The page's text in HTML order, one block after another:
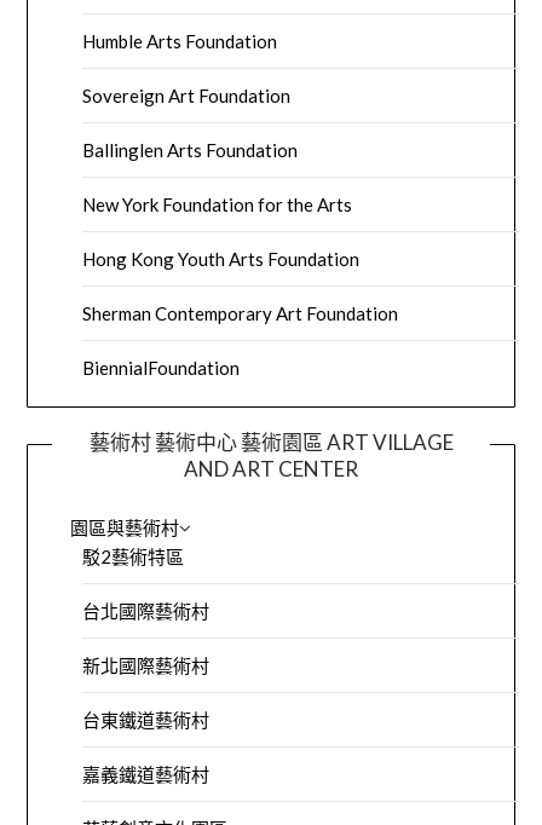
Humble Arts Foundation
Sovereign Art Foundation
Ballinglen Arts Foundation
New York Foundation for the Arts
Hong Kong Youth Arts Foundation
Sherman Contemporary Art Foundation
BiennialFoundation
藝術村 藝術中心 藝術園區 ART VILLAGE
AND ART CENTER
園區與藝術村
駁2藝術特區
台北國際藝術村
新北國際藝術村
台東鐵道藝術村
嘉義鐵道藝術村